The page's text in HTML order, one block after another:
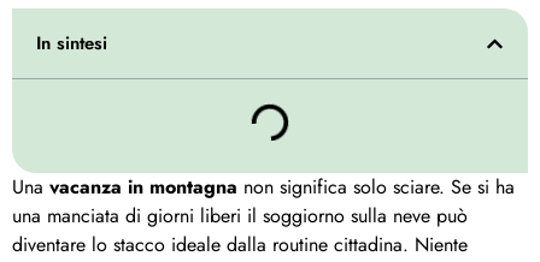
Una vacanza in montagna non significa solo sciare. Se si ha
una manciata di giorni liberi il soggiorno sulla neve può
diventare lo stacco ideale dalla routine cittadina. Niente
In sintesi